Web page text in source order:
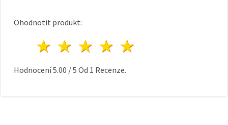
Ohodnotit produkt:
4 hvězdy
3 hvězdy
2 hvězdy
1 hvězda
Hodnocení5.00 /5 Od 1 Recenze.